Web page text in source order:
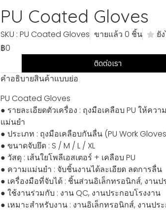
PU Coated Gloves
SKU : PU Coated Gloves ขายแล้ว 0 ชิ้น ยั
฿0
ติดต่อเรา
คำอธิบายสินค้าแบบย่อ
PU Coated Gloves
● รายละเอียดตัวเครื่อง : ถุงมือเคลือบ PU ให้คว
แม่นยำ
● ประเภท : ถุงมือเคลือบกันลื่น (PU Work
● ขนาดจับยึด : S / M / L / XL
● วัสดุ : เส้นใยโพลีเอสเตอร์ + เคลือบ PU
● ความแม่นยำ : จับชิ้นงานได้ละเอียด ลดการลื่น
● เครื่องมือที่จับได้ : ชิ้นส่วนอิเล็กทรอนิกส์, งานป
● ใช้งานร่วมกับ : งาน QC, งานประกอบโรงงาน
● เหมาะสำหรับงาน : งานอิเล็กทรอนิกส์, งานป